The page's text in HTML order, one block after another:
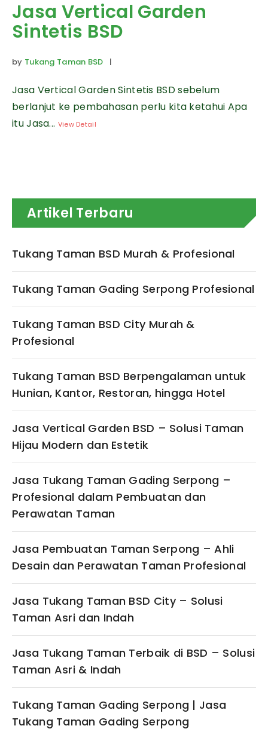
Jasa Vertical Garden
Sintetis BSD
by Tukang Taman BSD |
Jasa Vertical Garden Sintetis BSD sebelum
berlanjut ke pembahasan perlu kita ketahui Apa
itu Jasa... View Detail
Artikel Terbaru
Tukang Taman BSD Murah & Profesional
Tukang Taman Gading Serpong Profesional
Tukang Taman BSD City Murah &
Profesional
Tukang Taman BSD Berpengalaman untuk
Hunian, Kantor, Restoran, hingga Hotel
Jasa Vertical Garden BSD – Solusi Taman
Hijau Modern dan Estetik
Jasa Tukang Taman Gading Serpong –
Profesional dalam Pembuatan dan
Perawatan Taman
Jasa Pembuatan Taman Serpong – Ahli
Desain dan Perawatan Taman Profesional
Jasa Tukang Taman BSD City – Solusi
Taman Asri dan Indah
Jasa Tukang Taman Terbaik di BSD – Solusi
Taman Asri & Indah
Tukang Taman Gading Serpong | Jasa
Tukang Taman Gading Serpong